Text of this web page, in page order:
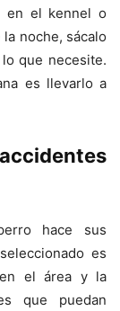
en el kennel o
noche, sácalo
que necesite.
es llevarlo a
hace sus
es
el área y la
que puedan